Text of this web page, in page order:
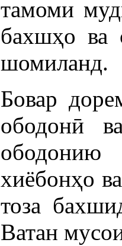
тамоми
бахшҳо
шомиланд.
Бовар
ободонӣ
ободонию
хиёбонҳо
тоза
Ватан